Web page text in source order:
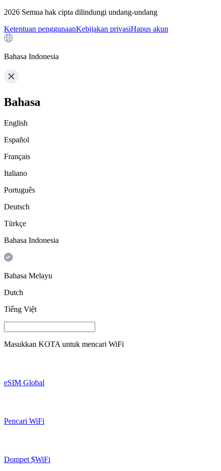
2026 Semua hak cipta dilindungi undang-undang
Ketentuan penggunaanKebijakan privasiHapus akun
Bahasa Indonesia
Bahasa
English
Español
Français
Italiano
Português
Deutsch
Türkçe
Bahasa Indonesia
Bahasa Melayu
Dutch
Tiếng Việt
Masukkan KOTA untuk mencari WiFi
eSIM Global
Pencari WiFi
Dompet $WiFi